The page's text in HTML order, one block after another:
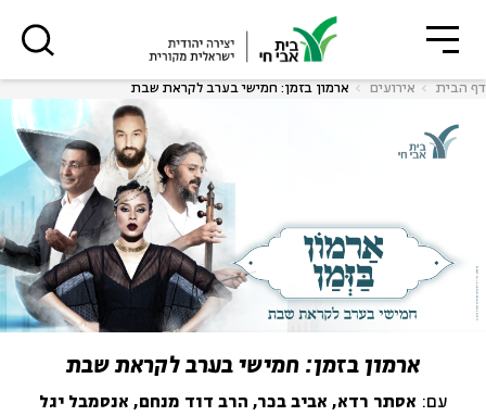
דף הבית אירועים ארמון בזמן: חמישי בערב לקראת שבת
ארמון בזמן: חמישי בערב לקראת שבת
עם: אסתר רדא, אביב בכר, הרב דוד מנחם, אנסמבל יגל
סגור
רוצים לדעת מה קורה
בבית אבי חי לפני כולם?